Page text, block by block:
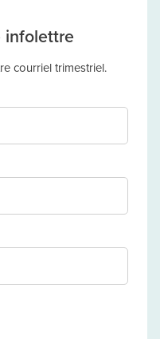
infolettre
courriel trimestriel.